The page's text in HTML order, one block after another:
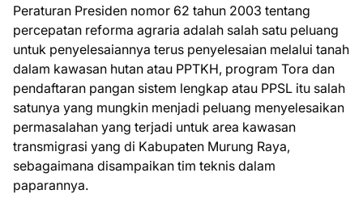
Peraturan Presiden nomor 62 tahun 2003 tentang
percepatan reforma agraria adalah salah satu peluang
untuk penyelesaiannya terus penyelesaian melalui tanah
dalam kawasan hutan atau PPTKH, program Tora dan
pendaftaran pangan sistem lengkap atau PPSL itu salah
satunya yang mungkin menjadi peluang menyelesaikan
permasalahan yang terjadi untuk area kawasan
transmigrasi yang di Kabupaten Murung Raya,
sebagaimana disampaikan tim teknis dalam
paparannya.